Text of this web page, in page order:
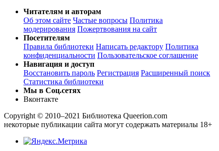
Читателям и авторам
Об этом сайте Частые вопросы Политика
модерирования Пожертвования на сайт
Посетителям
Правила библиотеки Написать редактору Политика
конфиденциальности Пользовательское соглашение
Навигация и доступ
Восстановить пароль Регистрация Расширенный поиск
Статистика библиотеки
Мы в Соц.сетях
Вконтакте
Copyright © 2010–2021 Библиотека Queerion.com
некоторые публикации сайта могут содержать материалы 18+